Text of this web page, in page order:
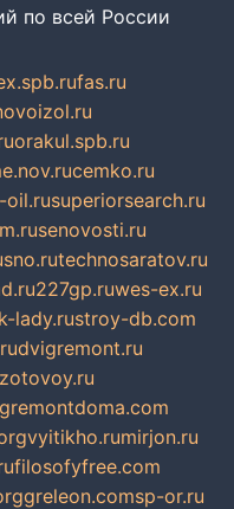
по всей России
fas.ru
orakul.spb.ru
cemko.ru
oil.rusuperiorsearch.ru
senovosti.ru
technosaratov.ru
227gp.ruwes-ex.ru
lady.rustroy-db.com
dvigremont.ru
remontdoma.com
vyitikho.rumirjon.ru
filosofyfree.com
greleon.comsp-or.ru